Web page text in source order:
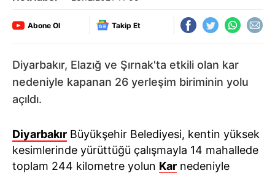
Abone Ol Takip Et
Diyarbakır, Elazığ ve Şırnak'ta etkili olan kar
nedeniyle kapanan 26 yerleşim biriminin yolu
açıldı.
Diyarbakır Büyükşehir Belediyesi, kentin yüksek
kesimlerinde yürüttüğü çalışmayla 14 mahallede
toplam 244 kilometre yolun Kar nedeniyle